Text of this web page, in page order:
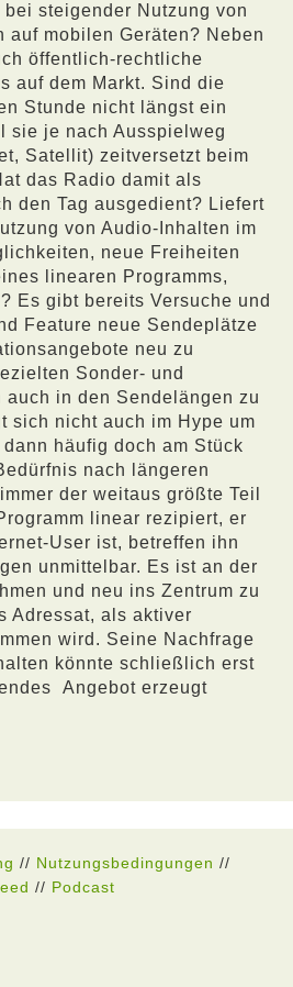
steigender Nutzung von
auf mobilen Geräten? Neben
öffentlich-rechtliche
auf dem Markt. Sind die
Stunde nicht längst ein
sie je nach Ausspielweg
Satellit) zeitversetzt beim
das Radio damit als
den Tag ausgedient? Liefert
von Audio-Inhalten im
neue Freiheiten
linearen Programms,
Es gibt bereits Versuche und
Feature neue Sendeplätze
neu zu
Sonder- und
auch in den Sendelängen zu
sich nicht auch im Hype um
häufig doch am Stück
nach längeren
der weitaus größte Teil
linear rezipiert, er
User ist, betreffen ihn
unmittelbar. Es ist an der
und neu ins Zentrum zu
Adressat, als aktiver
wird. Seine Nachfrage
könnte schließlich erst
Angebot erzeugt
// Nutzungsbedingungen //
// Podcast